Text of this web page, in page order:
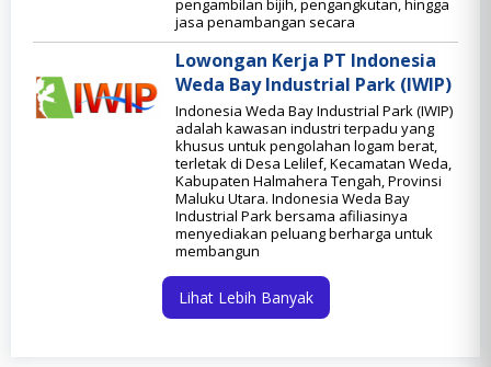
pengambilan bijih, pengangkutan, hingga
jasa penambangan secara
Lowongan Kerja PT Indonesia
Weda Bay Industrial Park (IWIP)
Indonesia Weda Bay Industrial Park (IWIP)
adalah kawasan industri terpadu yang
khusus untuk pengolahan logam berat,
terletak di Desa Lelilef, Kecamatan Weda,
Kabupaten Halmahera Tengah, Provinsi
Maluku Utara. Indonesia Weda Bay
Industrial Park bersama afiliasinya
menyediakan peluang berharga untuk
membangun
Lihat Lebih Banyak